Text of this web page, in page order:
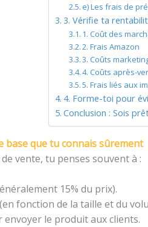
e) Les frais de
3. Vérifie ta
1. Coût des
2. Frais Amazon
3. Coûts
4. Coûts après-
5. Frais liés aux
4. Forme-toi pour
Conclusion : Sois
base que tu connais sûrement
vente, tu penses souvent à :
15% du prix).
fonction de la taille et du
le produit aux clients.